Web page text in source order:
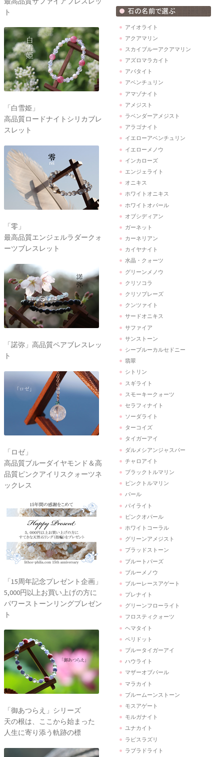
ト
「白雪姫」
高品質ロードナイトシリカブレ
スレット
「零」
最高品質エンジェルラダークォ
ーツブレスレット
「諾弥」高品質ペアブレスレッ
ト
「ロゼ」
高品質ブルーダイヤモンド＆高
品質ピンクアイリスクォーツネ
ックレス
「15周年記念プレゼント企画」
5,000円以上お買い上げの方に
パワーストーンリングプレゼン
ト
「御あつらえ」シリーズ
天の根は、ここから始まった
人生に寄り添う軌跡の標
アイオライト
アクアマリン
スカイブルーアクアマリン
アズロマラカイト
アパタイト
アベンチュリン
アマゾナイト
アメジスト
ラベンダーアメジスト
アラゴナイト
イエローアベンチュリン
イエローメノウ
インカローズ
エンジェライト
オニキス
ホワイトオニキス
ホワイトオパール
オブシディアン
ガーネット
カーネリアン
カイヤナイト
水晶・クォーツ
グリーンメノウ
クリソコラ
クリソプレーズ
クンツァイト
サードオニキス
サファイア
サンストーン
シーブルーカルセドニー
翡翠
シトリン
スギライト
スモーキークォーツ
セラフィナイト
ソーダライト
ターコイズ
タイガーアイ
ダルメシアンジャスパー
チャロアイト
ブラックトルマリン
ピンクトルマリン
パール
パイライト
ピンクオパール
ホワイトコーラル
グリーンアメジスト
ブラッドストーン
ブルートパーズ
ブルーメノウ
ブルーレースアゲート
プレナイト
グリーンフローライト
フロスティクォーツ
ヘマタイト
ペリドット
ブルータイガーアイ
ハウライト
マザーオブパール
マラカイト
ブルームーンストーン
モスアゲート
モルガナイト
ユナカイト
ラピスラズリ
ラブラドライト